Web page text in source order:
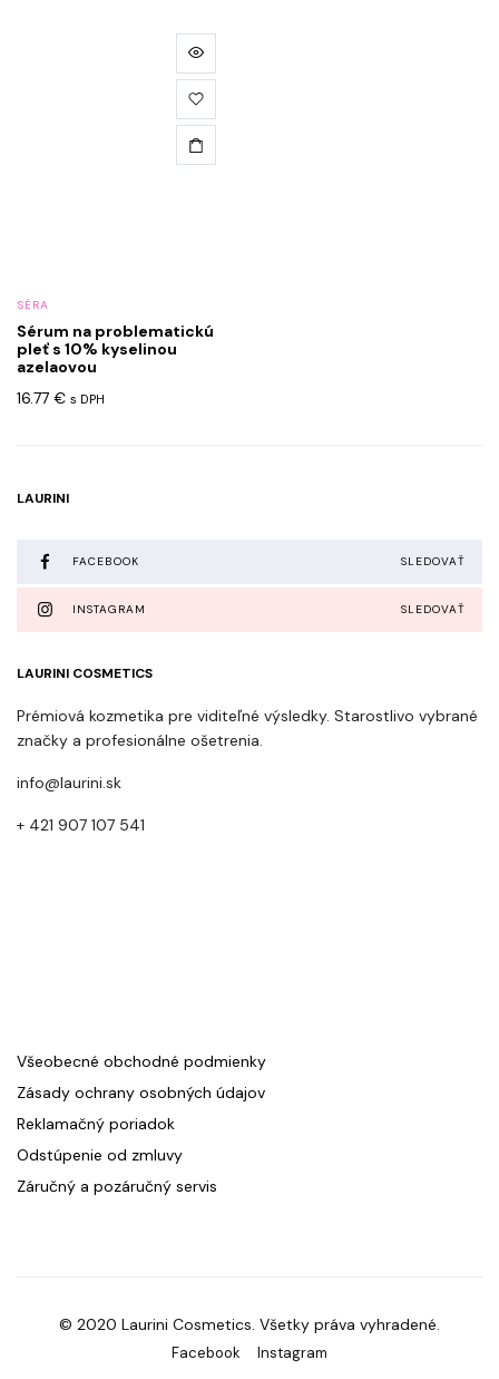
SÉRA
Sérum na problematickú
pleť s 10% kyselinou
azelaovou
16.77 € s DPH
LAURINI
FACEBOOK SLEDOVAŤ
INSTAGRAM SLEDOVAŤ
LAURINI COSMETICS
Prémiová kozmetika pre viditeľné výsledky. Starostlivo vybrané
značky a profesionálne ošetrenia.
info@laurini.sk
+ 421 907 107 541
Všeobecné obchodné podmienky
Zásady ochrany osobných údajov
Reklamačný poriadok
Odstúpenie od zmluvy
Záručný a pozáručný servis
© 2020 Laurini Cosmetics. Všetky práva vyhradené.
Facebook Instagram